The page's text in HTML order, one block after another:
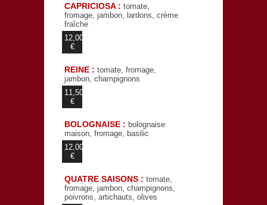
CAPRICIOSA : tomate,
fromage, jambon, lardons, crème
fraîche
12,00
€
REINE : tomate, fromage,
jambon, champignons
11,50
€
BOLOGNAISE : bolognaise
maison, fromage, basilic
12,00
€
QUATRE SAISONS : tomate,
fromage, jambon, champignons,
poivrons, artichauts, olives